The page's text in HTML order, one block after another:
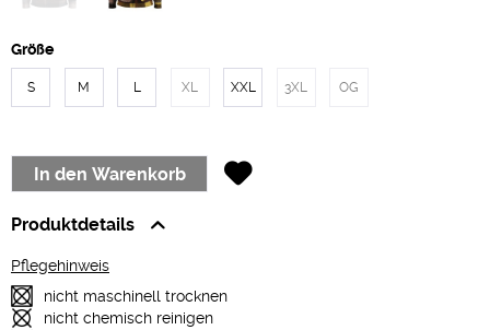
Größe
S M L XL XXL 3XL OG
In den Warenkorb
Produktdetails
Pflegehinweis
nicht maschinell trocknen
nicht chemisch reinigen